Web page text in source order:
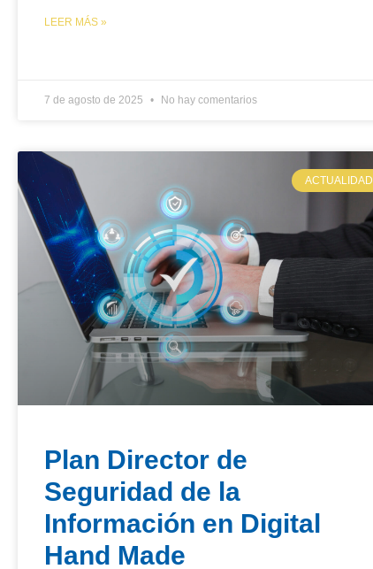
LEER MÁS »
7 de agosto de 2025 No hay comentarios
ACTUALIDAD
Plan Director de
Seguridad de la
Información en Digital
Hand Made